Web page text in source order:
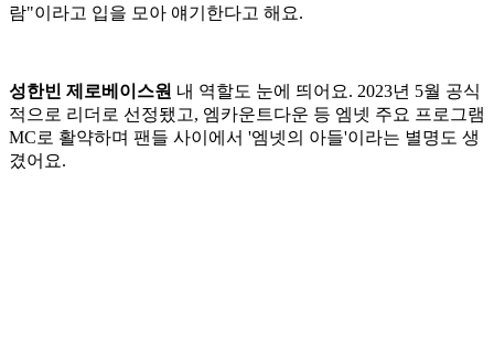
람"이라고 입을 모아 얘기한다고 해요.
성한빈 제로베이스원 내 역할도 눈에 띄어요. 2023년 5월 공식
적으로 리더로 선정됐고, 엠카운트다운 등 엠넷 주요 프로그램
MC로 활약하며 팬들 사이에서 '엠넷의 아들'이라는 별명도 생
겼어요.